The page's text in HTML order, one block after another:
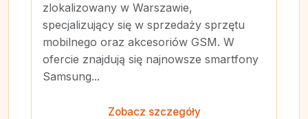
zlokalizowany w Warszawie,
specjalizujący się w sprzedaży sprzętu
mobilnego oraz akcesoriów GSM. W
ofercie znajdują się najnowsze smartfony
Samsung...
Zobacz szczegóły